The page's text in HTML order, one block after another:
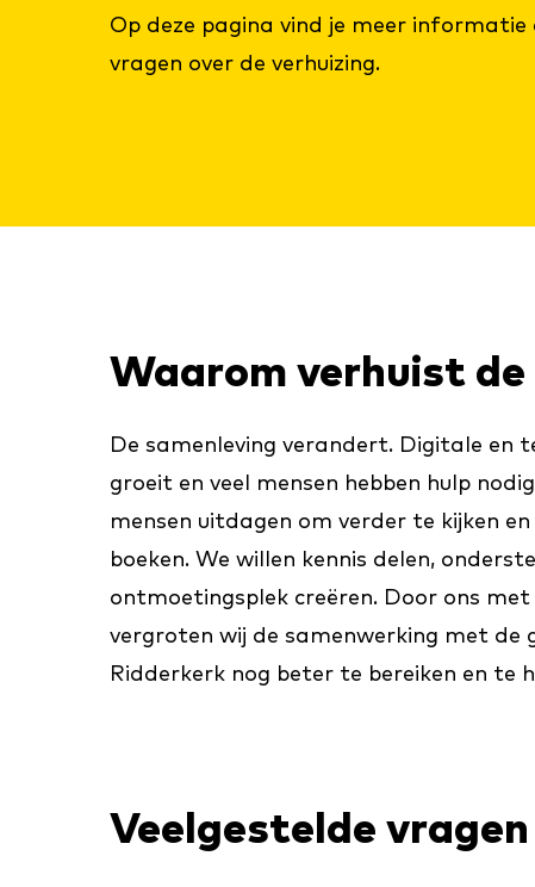
Op deze pagina vind je meer informatie
vragen over de verhuizing.
Waarom verhuist
De samenleving verandert. Digitale en
groeit en veel mensen hebben hulp
mensen uitdagen om verder te kijken
boeken. We willen kennis delen,
ontmoetingsplek creëren. Door ons
vergroten wij de samenwerking met de
Ridderkerk nog beter te bereiken en te
Veelgestelde vragen